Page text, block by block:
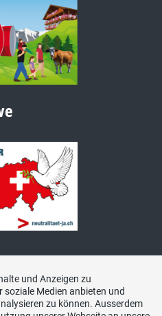
|Kontakt
und Anzeigen zu
Medien anbieten und
zu können. Ausserdem